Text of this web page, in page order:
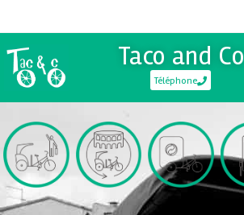
Taco and Co
Téléphone